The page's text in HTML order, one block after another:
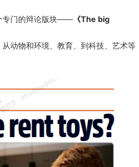
专门的辩论版块—— 《The big
从动物和环境、教育、到科技、艺术等